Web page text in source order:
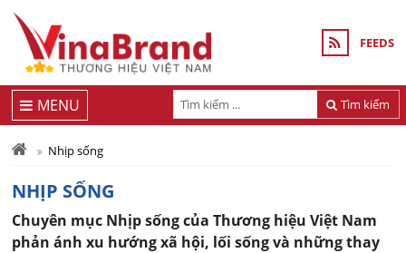
FEEDS
Tìm kiếm
MENU
Nhịp sống
NHỊP SỐNG
Chuyên mục Nhịp sống của Thương hiệu Việt Nam
phản ánh xu hướng xã hội, lối sống và những thay